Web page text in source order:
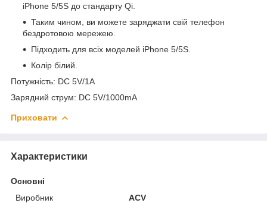
iPhone 5/5S до стандарту Qi.
Таким чином, ви можете заряджати свій телефон
бездротовою мережею.
Підходить для всіх моделей iPhone 5/5S.
Колір білий.
Потужність: DC 5V/1A
Зарядний струм: DC 5V/1000mA
Приховати
Характеристики
Основні
Виробник
ACV